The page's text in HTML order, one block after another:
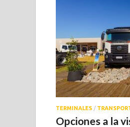
TERMINALES /
Opciones a la